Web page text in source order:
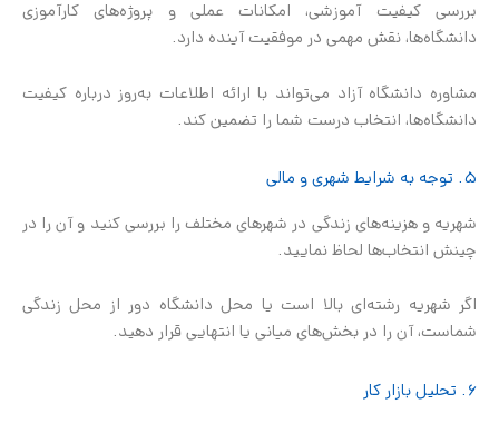
بررسی کیفیت آموزشی، امکانات عملی و پروژه‌های کارآموزی
دانشگاه‌ها، نقش مهمی در موفقیت آینده دارد.
مشاوره دانشگاه آزاد می‌تواند با ارائه اطلاعات به‌روز درباره کیفیت
دانشگاه‌ها، انتخاب درست شما را تضمین کند.
۵. توجه به شرایط شهری و مالی
شهریه و هزینه‌های زندگی در شهرهای مختلف را بررسی کنید و آن را در
چینش انتخاب‌ها لحاظ نمایید.
اگر شهریه رشته‌ای بالا است یا محل دانشگاه دور از محل زندگی
شماست، آن را در بخش‌های میانی یا انتهایی قرار دهید.
۶. تحلیل بازار کار